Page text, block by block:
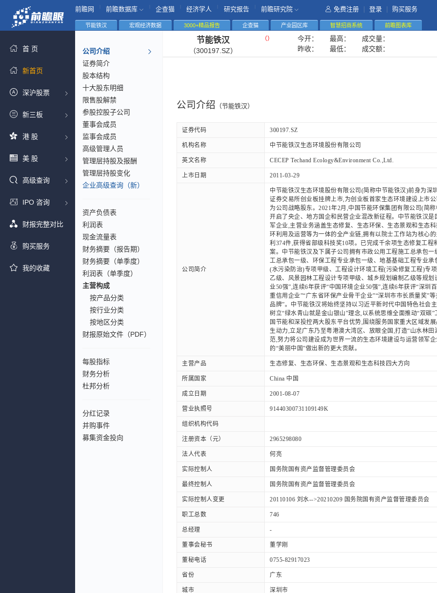
前瞻网 前瞻数据库 企查猫 经济学人 研究报告 前瞻研究院 免费注册 登录 购买服务
首 页
新首页
深沪股票
新三板
港 股
美 股
高级查询
IPO 咨询
财报完整对比
购买服务
我的收藏
节能铁汉 宏观经济数据 3000+精品报告 企查猫 产业园区库 智慧招商系统 前瞻图表库
公司介绍
证券简介
股本结构
十大股东明细
限售股解禁
参股控股子公司
董事会成员
监事会成员
高级管理人员
管理层持股及报酬
管理层持股变化
企业高级查询（新）
资产负债表
利润表
现金流量表
财务摘要（报告期）
财务摘要（单季度）
利润表（单季度）
主营构成
按产品分类
按行业分类
按地区分类
财报原始文件（PDF）
每股指标
财务分析
杜邦分析
分红记录
并购事件
募集资金投向
节能铁汉
（300197.SZ）
（） 今开： 最高：
成交量：
昨收：
最低： 成交额：
公司介绍 （节能铁汉）
证券代码 300197.SZ
机构名称 中节能铁汉生态环境股份有限公司
英文名称 CECEP Techand Ecology&Environment Co.,Ltd.
上市日期 2011-03-29
公司简介
中节能铁汉生态环境股份有限公司(简称中节能铁汉)前身为深
证券交易所创业板挂牌上市,为创业板首家生态环境建设上市
为公司战略股东。2021年2月,中国节能环保集团有限公司(简
开启了央企、地方国企和民营企业混改新征程。中节能铁汉
军企业,主营业务涵盖生态修复、生态环保、生态景观和生态
环利用及运营等为一体的全产业链,拥有以院士工作站为核心
利374件,获得省部级科技奖10项。已完成千余项生态修复工
案。中节能铁汉及下属子公司拥有市政公用工程施工总承包
工总承包一级、环保工程专业承包一级、地基基础工程专业
(水污染防治)专项甲级、工程设计环境工程(污染修复工程)专
乙级、风景园林工程设计专项甲级、城乡规划编制乙级等规
业50强”,连续6年获评“中国环境企业50强”,连续6年获评“深圳
重信用企业”“广东省环保产业骨干企业”“深圳市市长质量奖”
品牌”。中节能铁汉将始终坚持以习近平新时代中国特色社会
树立“绿水青山就是金山银山”理念,以系统思维全面推动“双
国节能和深投控两大股东平台优势,围绕服务国家重大区域发
生动力,立足广东乃至粤港澳大湾区、放眼全国,打造“山水林
范,努力将公司建设成为世界一流的生态环境建设与运营领军
的“美丽中国”做出新的更大贡献。
主营产品 生态修复、生态环保、生态景观和生态科技四大方向
所属国家 China 中国
成立日期 2001-08-07
营业执照号 91440300731109149K
组织机构代码
注册资本（元） 2965298080
法人代表 何亮
实际控制人 国务院国有资产监督管理委员会
最终控制人 国务院国有资产监督管理委员会
实际控制人变更 20110106 刘水-->20210209 国务院国有资产监督管理委员会
职工总数 746
总经理 -
董事会秘书 董学刚
董秘电话 0755-82917023
省份 广东
城市 深圳市